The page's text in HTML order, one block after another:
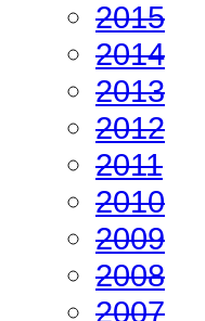
2015
2014
2013
2012
2011
2010
2009
2008
2007